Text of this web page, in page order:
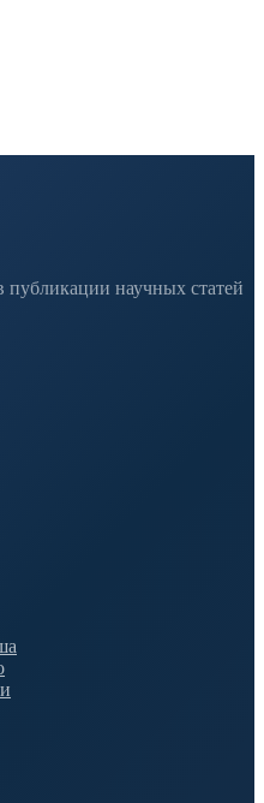
публикации научных статей